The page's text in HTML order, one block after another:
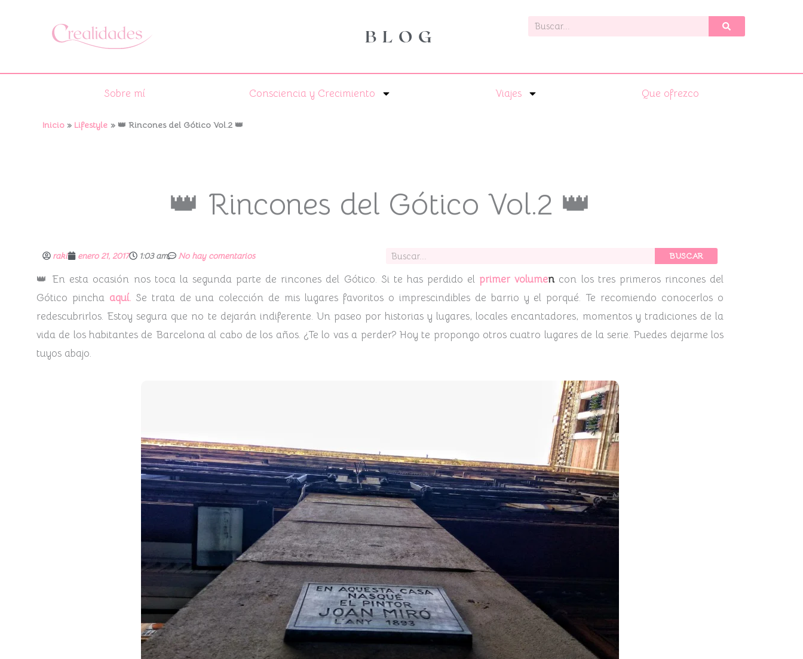
BLOG
Buscar
Sobre mí Consciencia y Crecimiento Viajes Que ofrezco
Inicio Lifestyle 👑 Rincones del Gótico Vol.2 👑
👑 Rincones del Gótico Vol.2 👑
raki enero 21, 2017 1:03 am No hay comentarios Buscar BUSCAR
👑 En esta ocasión nos toca la segunda parte de rincones del Gótico. Si te has perdido el primer volumen con los tres primeros rincones del
Gótico pincha aquí. Se trata de una colección de mis lugares favoritos o imprescindibles de barrio y el porqué. Te recomiendo conocerlos o
redescubrirlos. Estoy segura que no te dejarán indiferente. Un paseo por historias y lugares, locales encantadores, momentos y tradiciones de la
vida de los habitantes de Barcelona al cabo de los años. ¿Te lo vas a perder? Hoy te propongo otros cuatro lugares de la serie. Puedes dejarme los
tuyos abajo.